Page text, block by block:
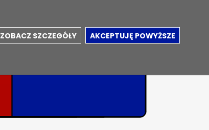
ZOBACZ SZCZEGÓŁY AKCEPTUJĘ POWYŻSZE